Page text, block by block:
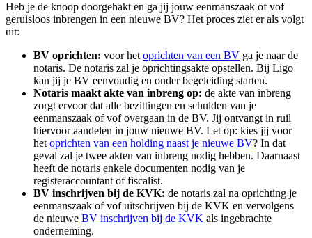
Heb je de knoop doorgehakt en ga jij jouw eenmanszaak of vof
geruisloos inbrengen in een nieuwe BV? Het proces ziet er als volgt
uit:
BV oprichten: voor het oprichten van een BV ga je naar de
notaris. De notaris zal je oprichtingsakte opstellen. Bij Ligo
kan jij je BV eenvoudig en onder begeleiding starten.
Notaris maakt akte van inbreng op: de akte van inbreng
zorgt ervoor dat alle bezittingen en schulden van je
eenmanszaak of vof overgaan in de BV. Jij ontvangt in ruil
hiervoor aandelen in jouw nieuwe BV. Let op: kies jij voor
het oprichten van een holding naast je nieuwe BV? In dat
geval zal je twee akten van inbreng nodig hebben. Daarnaast
heeft de notaris enkele documenten nodig van je
registeraccountant of fiscalist.
BV inschrijven bij de KVK: de notaris zal na oprichting je
eenmanszaak of vof uitschrijven bij de KVK en vervolgens
de nieuwe BV inschrijven bij de KVK als ingebrachte
onderneming.